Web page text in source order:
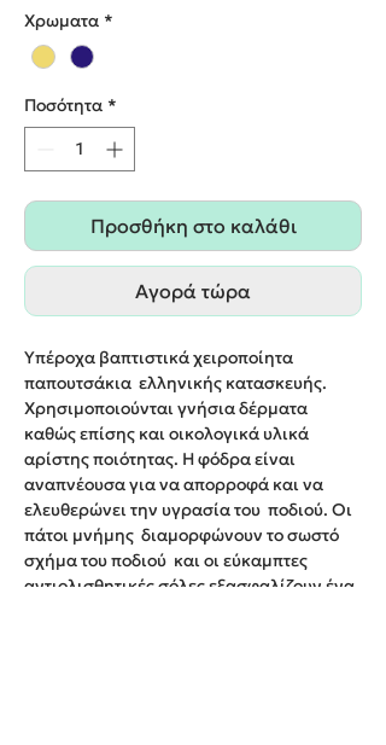
Χρωματα *
Ποσότητα *
Προσθήκη στο καλάθι
Αγορά τώρα
Υπέροχα βαπτιστικά χειροποίητα
παπουτσάκια ελληνικής κατασκευής.
Χρησιμοποιούνται γνήσια δέρματα
καθώς επίσης και οικολογικά υλικά
αρίστης ποιότητας. Η φόδρα είναι
αναπνέουσα για να απορροφά και να
ελευθερώνει την υγρασία του ποδιού. Οι
πάτοι μνήμης διαμορφώνουν το σωστό
σχήμα του ποδιού και οι εύκαμπτες
αντιολισθητικές σόλες εξασφαλίζουν ένα